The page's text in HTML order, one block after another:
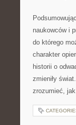
naukowców i
do którego
charakter
historii o
zmieniły
zrozumieć,